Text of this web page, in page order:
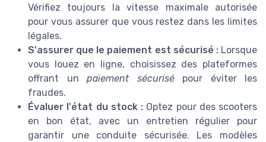
Vérifiez toujours la vitesse maximale autorisée
pour vous assurer que vous restez dans les limites
légales.
S'assurer que le paiement est sécurisé :Lorsque
vous louez en ligne, choisissez des plateformes
offrant un paiement sécurisépour éviter les
fraudes.
Évaluer l'état du stock : Optez pour des scooters
en bon état, avec un entretien régulier pour
garantir une conduite sécurisée. Les modèles